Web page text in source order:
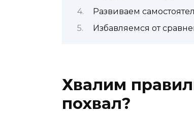
Развиваем
Избавляемся от
Хвалим
похвал?